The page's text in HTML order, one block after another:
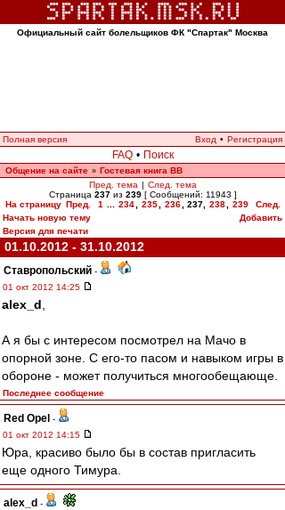
Официальный сайт болельщиков ФК "Спартак" Москва
Полная версия Вход • Регистрация
FAQ • Поиск
Общение на сайте » Гостевая книга ВВ
Пред. тема | След. тема
Страница 237из 239[ Сообщений: 11943 ]
На страницу Пред. 1 234 235 236 237, 238 239
След.
Начать новую тему
Добавить
Версия для печати
01.10.2012 - 31.10.2012
Ставропольский -
01 окт 2012 14:25
alex_d
А я бы с интересом посмотрел на Мачо в
опорной зоне. С его-то пасом и навыком игры в
обороне - может получиться многообещающе.
Последнее сообщение
Red Opel -
01 окт 2012 14:15
Юра, красиво было бы в состав пригласить
еще одного Тимура.
alex_d -